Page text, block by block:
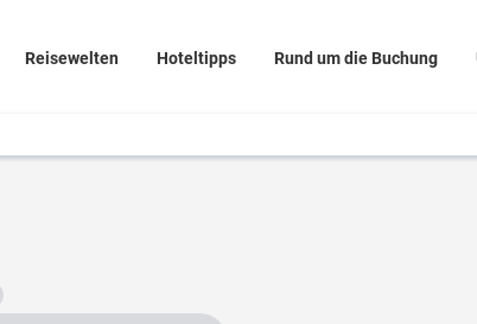
Reisewelten Hoteltipps Rund um die Buchung